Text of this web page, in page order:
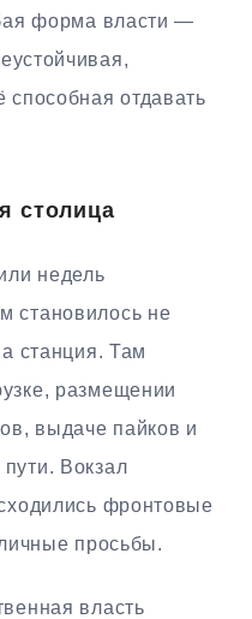
форма власти —
отдавать
столица
недель
становилось не
станция. Там
размещении
выдаче пайков и
Вокзал
фронтовые
просьбы.
власть